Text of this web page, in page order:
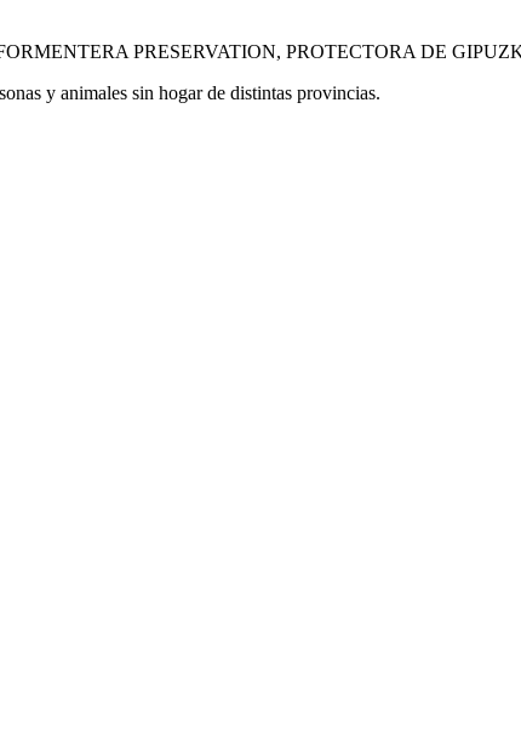
PRESERVATION, PROTECTORA DE
y animales sin hogar de distintas provincias.